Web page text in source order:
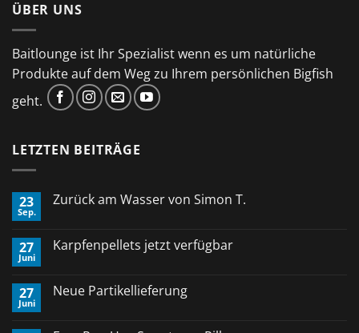
ÜBER UNS
Baitlounge ist Ihr Spezialist wenn es um natürliche
Produkte auf dem Weg zu Ihrem persönlichen Bigfish
geht.
LETZTEN BEITRÄGE
23
Sep.
Zurück am Wasser von Simon T.
Zurück
Simon
T.
27
Juni
Karpfenpellets jetzt verfügbar
Karpfenpellets
27
Juni
Neue Partikellieferung